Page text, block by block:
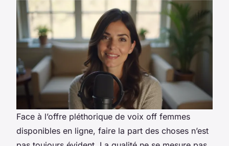
Face à l’offre pléthorique de voix off femmes
disponibles en ligne, faire la part des choses n’est